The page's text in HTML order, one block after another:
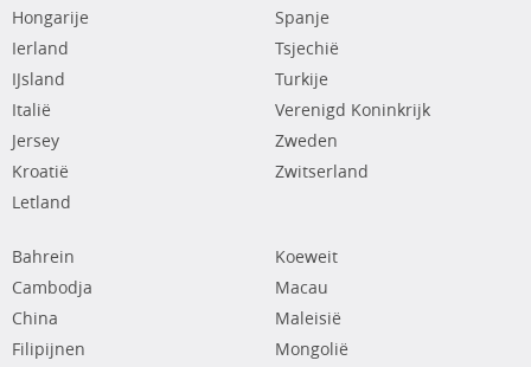
Hongarije
Ierland
IJsland
Italië
Jersey
Kroatië
Letland
Spanje
Tsjechië
Turkije
Verenigd Koninkrijk
Zweden
Zwitserland
Bahrein
Cambodja
China
Filipijnen
Koeweit
Macau
Maleisië
Mongolië